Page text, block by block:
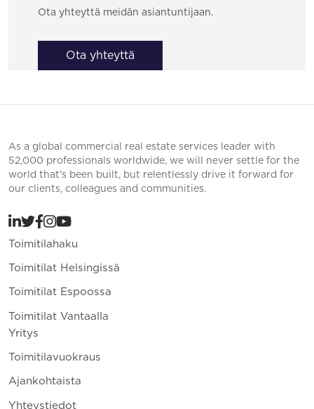
Ota yhteyttä meidän asiantuntijaan.
Ota yhteyttä
As a global commercial real estate services leader with
52,000 professionals worldwide, we will never settle for the
world that’s been built, but relentlessly drive it forward for
our clients, colleagues and communities.
Toimitilahaku
Toimitilat Helsingissä
Toimitilat Espoossa
Toimitilat Vantaalla
Yritys
Toimitilavuokraus
Ajankohtaista
Yhteystiedot